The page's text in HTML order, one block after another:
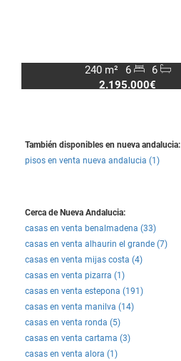
240 m² 6
6
2.195.000€
También disponibles en nueva andalucia:
pisos en venta nueva andalucia (1)
Cerca de Nueva Andalucia:
casas en venta benalmadena (33)
casas en venta alhaurin el grande (7)
casas en venta mijas costa (4)
casas en venta pizarra (1)
casas en venta estepona (191)
casas en venta manilva (14)
casas en venta ronda (5)
casas en venta cartama (3)
casas en venta alora (1)